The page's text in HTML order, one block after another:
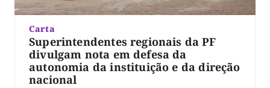
Carta
Superintendentes regionais da PF
divulgam nota em defesa da
autonomia da instituição e da direção
nacional